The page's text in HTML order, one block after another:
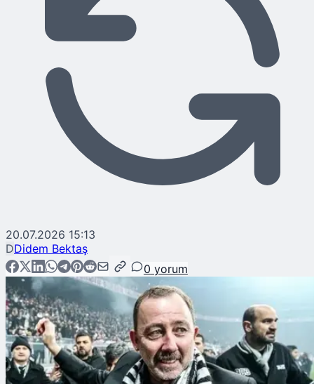
20.07.2026 15:13
DDidem Bektaş
0 yorum